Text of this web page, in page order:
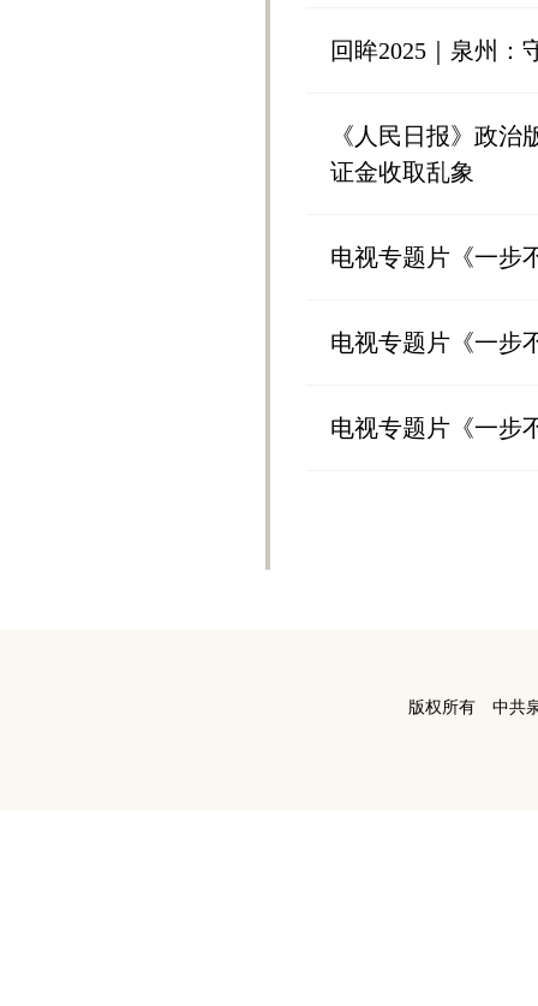
回眸2025｜泉州：
《人民日报》政
证金收取乱象
电视专题片《一步
电视专题片《一步
电视专题片《一步
版权所有 中共